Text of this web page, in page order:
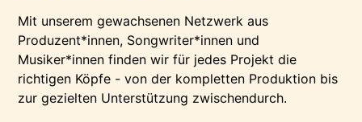
Mit unserem gewachsenen Netzwerk aus
Produzent*innen, Songwriter*innen und
Musiker*innen finden wir für jedes Projekt die
richtigen Köpfe - von der kompletten Produktion bis
zur gezielten Unterstützung zwischendurch.